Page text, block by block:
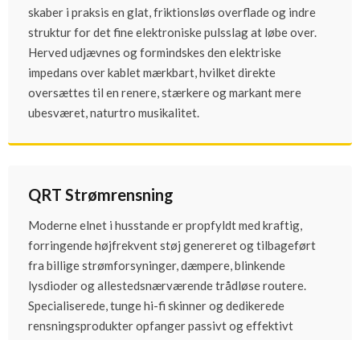
skaber i praksis en glat, friktionsløs overflade og indre
struktur for det fine elektroniske pulsslag at løbe over.
Herved udjævnes og formindskes den elektriske
impedans over kablet mærkbart, hvilket direkte
oversættes til en renere, stærkere og markant mere
ubesværet, naturtro musikalitet.
QRT Strømrensning
Moderne elnet i husstande er propfyldt med kraftig,
forringende højfrekvent støj genereret og tilbageført
fra billige strømforsyninger, dæmpere, blinkende
lysdioder og allestedsnærværende trådløse routere.
Specialiserede, tunge hi-fi skinner og dedikerede
rensningsprodukter opfanger passivt og effektivt